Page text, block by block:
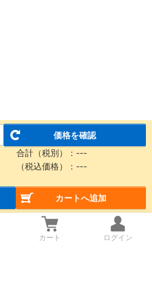
価格を確認
合計（税別）： ---
（税込価格）： ---
カートへ追加
カート ログイン